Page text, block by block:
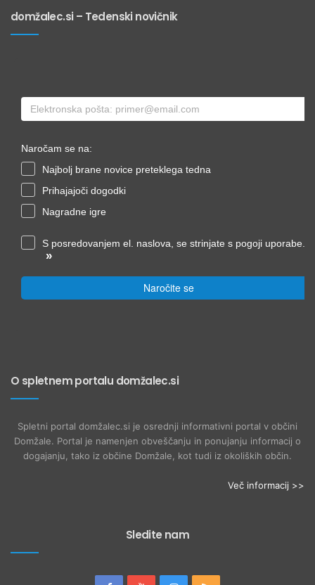
domžalec.si – Tedenski novičnik
Naročam se na:
Najbolj brane novice preteklega tedna
Prihajajoči dogodki
Nagradne igre
S posredovanjem el. naslova, se strinjate s pogoji uporabe.
»
Naročite se
O spletnem portalu domžalec.si
Spletni portal domžalec.si je osrednji informativni portal v občini
Domžale. Portal je namenjen obveščanju in ponujanju informacij o
dogajanju, tako iz občine Domžale, kot tudi iz okoliških občin.
Več informacij >>
Sledite nam